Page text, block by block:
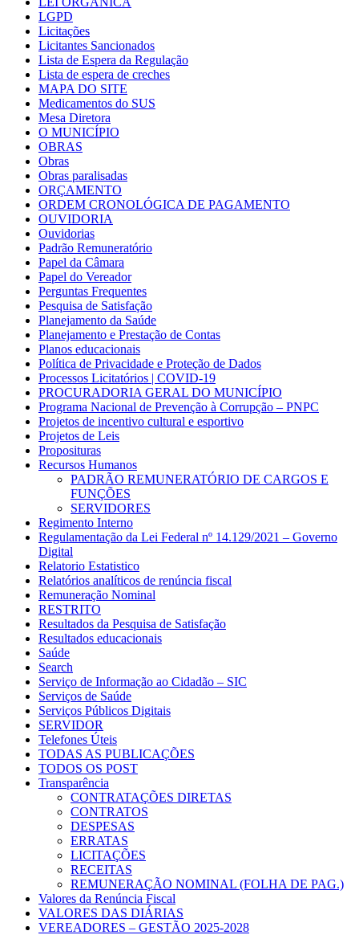
LGPD
Licitações
Licitantes Sancionados
Lista de Espera da Regulação
Lista de espera de creches
MAPA DO SITE
Medicamentos do SUS
Mesa Diretora
O MUNICÍPIO
OBRAS
Obras
Obras paralisadas
ORÇAMENTO
ORDEM CRONOLÓGICA DE PAGAMENTO
OUVIDORIA
Ouvidorias
Padrão Remuneratório
Papel da Câmara
Papel do Vereador
Perguntas Frequentes
Pesquisa de Satisfação
Planejamento da Saúde
Planejamento e Prestação de Contas
Planos educacionais
Política de Privacidade e Proteção de Dados
Processos Licitatórios | COVID-19
PROCURADORIA GERAL DO MUNICÍPIO
Programa Nacional de Prevenção à Corrupção – PNPC
Projetos de incentivo cultural e esportivo
Projetos de Leis
Proposituras
Recursos Humanos
PADRÃO REMUNERATÓRIO DE CARGOS E
FUNÇÕES
SERVIDORES
Regimento Interno
Regulamentação da Lei Federal nº 14.129/2021 – Governo
Digital
Relatorio Estatistico
Relatórios analíticos de renúncia fiscal
Remuneração Nominal
RESTRITO
Resultados da Pesquisa de Satisfação
Resultados educacionais
Saúde
Search
Serviço de Informação ao Cidadão – SIC
Serviços de Saúde
Serviços Públicos Digitais
SERVIDOR
Telefones Úteis
TODAS AS PUBLICAÇÕES
TODOS OS POST
Transparência
CONTRATAÇÕES DIRETAS
CONTRATOS
DESPESAS
ERRATAS
LICITAÇÕES
RECEITAS
REMUNERAÇÃO NOMINAL (FOLHA DE PAG.)
Valores da Renúncia Fiscal
VALORES DAS DIÁRIAS
VEREADORES – GESTÃO 2025-2028